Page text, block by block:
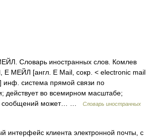
Словарь иностранных слов. Комлев
МЕЙЛ [англ. E Mail, сокр. < electronic mail
инф. система прямой связи по
действует во всемирном масштабе;
сообщений может… …
Словарь иностранных
интерфейс клиента электронной почты, с